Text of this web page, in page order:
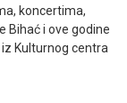
koncertima,
Bihać i ove godine
Kulturnog centra